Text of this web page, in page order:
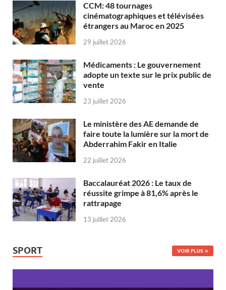
CCM: 48 tournages
cinématographiques et télévisées
étrangers au Maroc en 2025
29 juillet 2026
Médicaments : Le gouvernement
adopte un texte sur le prix public de
vente
23 juillet 2026
Le ministère des AE demande de
faire toute la lumière sur la mort de
Abderrahim Fakir en Italie
22 juillet 2026
Baccalauréat 2026 : Le taux de
réussite grimpe à 81,6% après le
rattrapage
13 juillet 2026
SPORT VOIR PLUS